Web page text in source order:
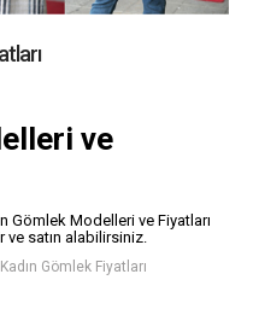
ve
Gömlek Modelleri ve Fiyatları
satın alabilirsiniz.
Gömlek Fiyatları